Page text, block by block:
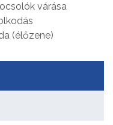
várása
(élőzene)